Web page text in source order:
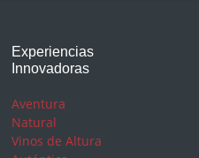
Experiencias
Innovadoras
Aventura
Natural
Vinos de Altura